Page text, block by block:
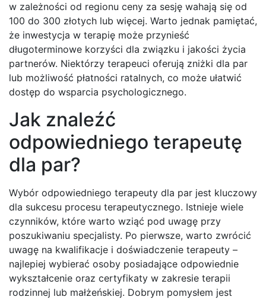
w zależności od regionu ceny za sesję wahają się od
100 do 300 złotych lub więcej. Warto jednak pamiętać,
że inwestycja w terapię może przynieść
długoterminowe korzyści dla związku i jakości życia
partnerów. Niektórzy terapeuci oferują zniżki dla par
lub możliwość płatności ratalnych, co może ułatwić
dostęp do wsparcia psychologicznego.
Jak znaleźć
odpowiedniego terapeutę
dla par?
Wybór odpowiedniego terapeuty dla par jest kluczowy
dla sukcesu procesu terapeutycznego. Istnieje wiele
czynników, które warto wziąć pod uwagę przy
poszukiwaniu specjalisty. Po pierwsze, warto zwrócić
uwagę na kwalifikacje i doświadczenie terapeuty –
najlepiej wybierać osoby posiadające odpowiednie
wykształcenie oraz certyfikaty w zakresie terapii
rodzinnej lub małżeńskiej. Dobrym pomysłem jest